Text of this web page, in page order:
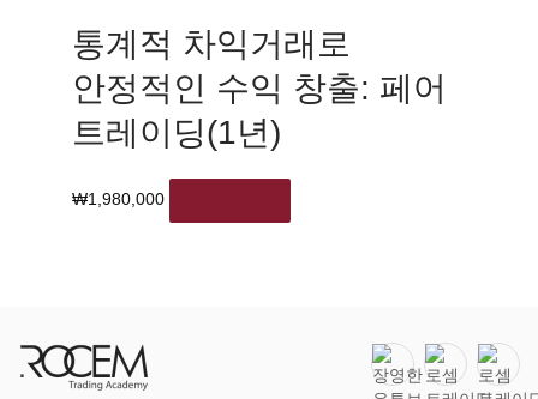
통계적 차익거래로
안정적인 수익 창출: 페어
트레이딩(1년)
₩1,980,000